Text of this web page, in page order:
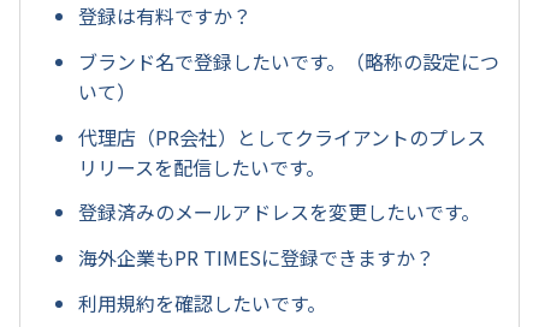
登録は有料ですか？
ブランド名で登録したいです。（略称の設定につ
いて）
代理店（PR会社）としてクライアントのプレス
リリースを配信したいです。
登録済みのメールアドレスを変更したいです。
海外企業もPR TIMESに登録できますか？
利用規約を確認したいです。